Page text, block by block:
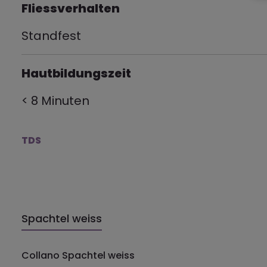
Fliessverhalten
Standfest
Hautbildungszeit
< 8 Minuten
TDS
Spachtel weiss
Produkt Anzahl: Gib den
Stck
Collano Spachtel weiss